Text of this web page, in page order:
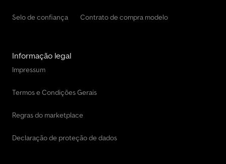
Selo de confiança Contrato de compra modelo
Informação legal
Impressum
Termos e Condições Gerais
Regras do marketplace
Declaração de proteção de dados